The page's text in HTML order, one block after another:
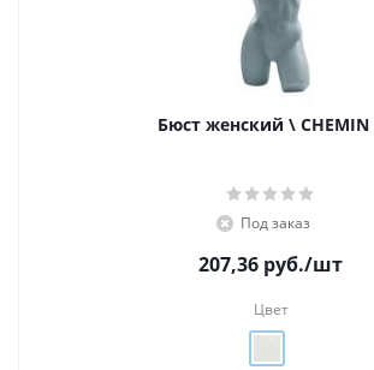
Бюст женский \ CHEMIN
Под заказ
207,36 руб./шт
Цвет